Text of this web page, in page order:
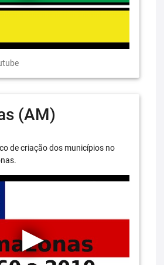
(AM)
de criação dos municípios no